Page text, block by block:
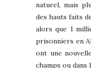
naturel, mais
des hauts faits
alors que 1
prisonniers en
ont une
champs ou dans